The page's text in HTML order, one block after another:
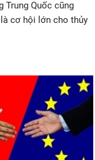
Trung Quốc cũng
cơ hội lớn cho thủy